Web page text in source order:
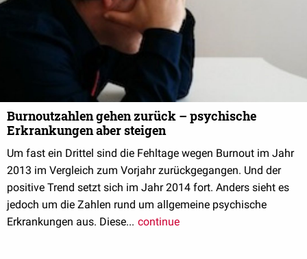
Burnoutzahlen gehen zurück – psychische
Erkrankungen aber steigen
Um fast ein Drittel sind die Fehltage wegen Burnout im Jahr
2013 im Vergleich zum Vorjahr zurückgegangen. Und der
positive Trend setzt sich im Jahr 2014 fort. Anders sieht es
jedoch um die Zahlen rund um allgemeine psychische
Erkrankungen aus. Diese... continue